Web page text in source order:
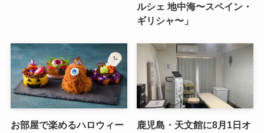
ルシェ 地中海〜スペイン・
ギリシャ〜」
お部屋で楽めるハロウィー
鹿児島・天文館に8月1日オ